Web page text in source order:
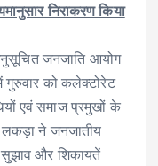
ar
e
निराकरण किया
जनजाति आयोग
को कलेक्टोरेट
एवं समाज प्रमुखों के
ने जनजातीय
सुझाव और शिकायतें